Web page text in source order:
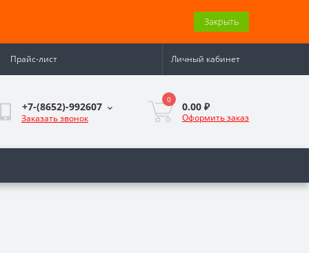
Закрыть
Прайс-лист Личный кабинет
+7-(8652)-992607
Заказать звонок
0
0.00 ₽
Оформить заказ